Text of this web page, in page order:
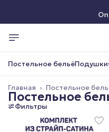
Постельное бельёПодушки
Постельное
Главная ›
Постельное
Фильтры